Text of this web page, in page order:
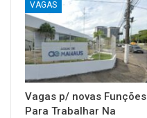
VAGAS
Vagas p/ novas Funções
Para Trabalhar Na